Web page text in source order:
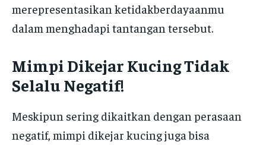
merepresentasikan ketidakberdayaanmu
dalam menghadapi tantangan tersebut.
Mimpi Dikejar Kucing Tidak
Selalu Negatif!
Meskipun sering dikaitkan dengan perasaan
negatif, mimpi dikejar kucing juga bisa